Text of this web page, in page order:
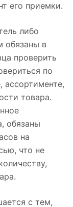
его приемки.
либо
обязаны в
проверить
по
ассортименте,
товара.
обязаны
на
что не
с тем,